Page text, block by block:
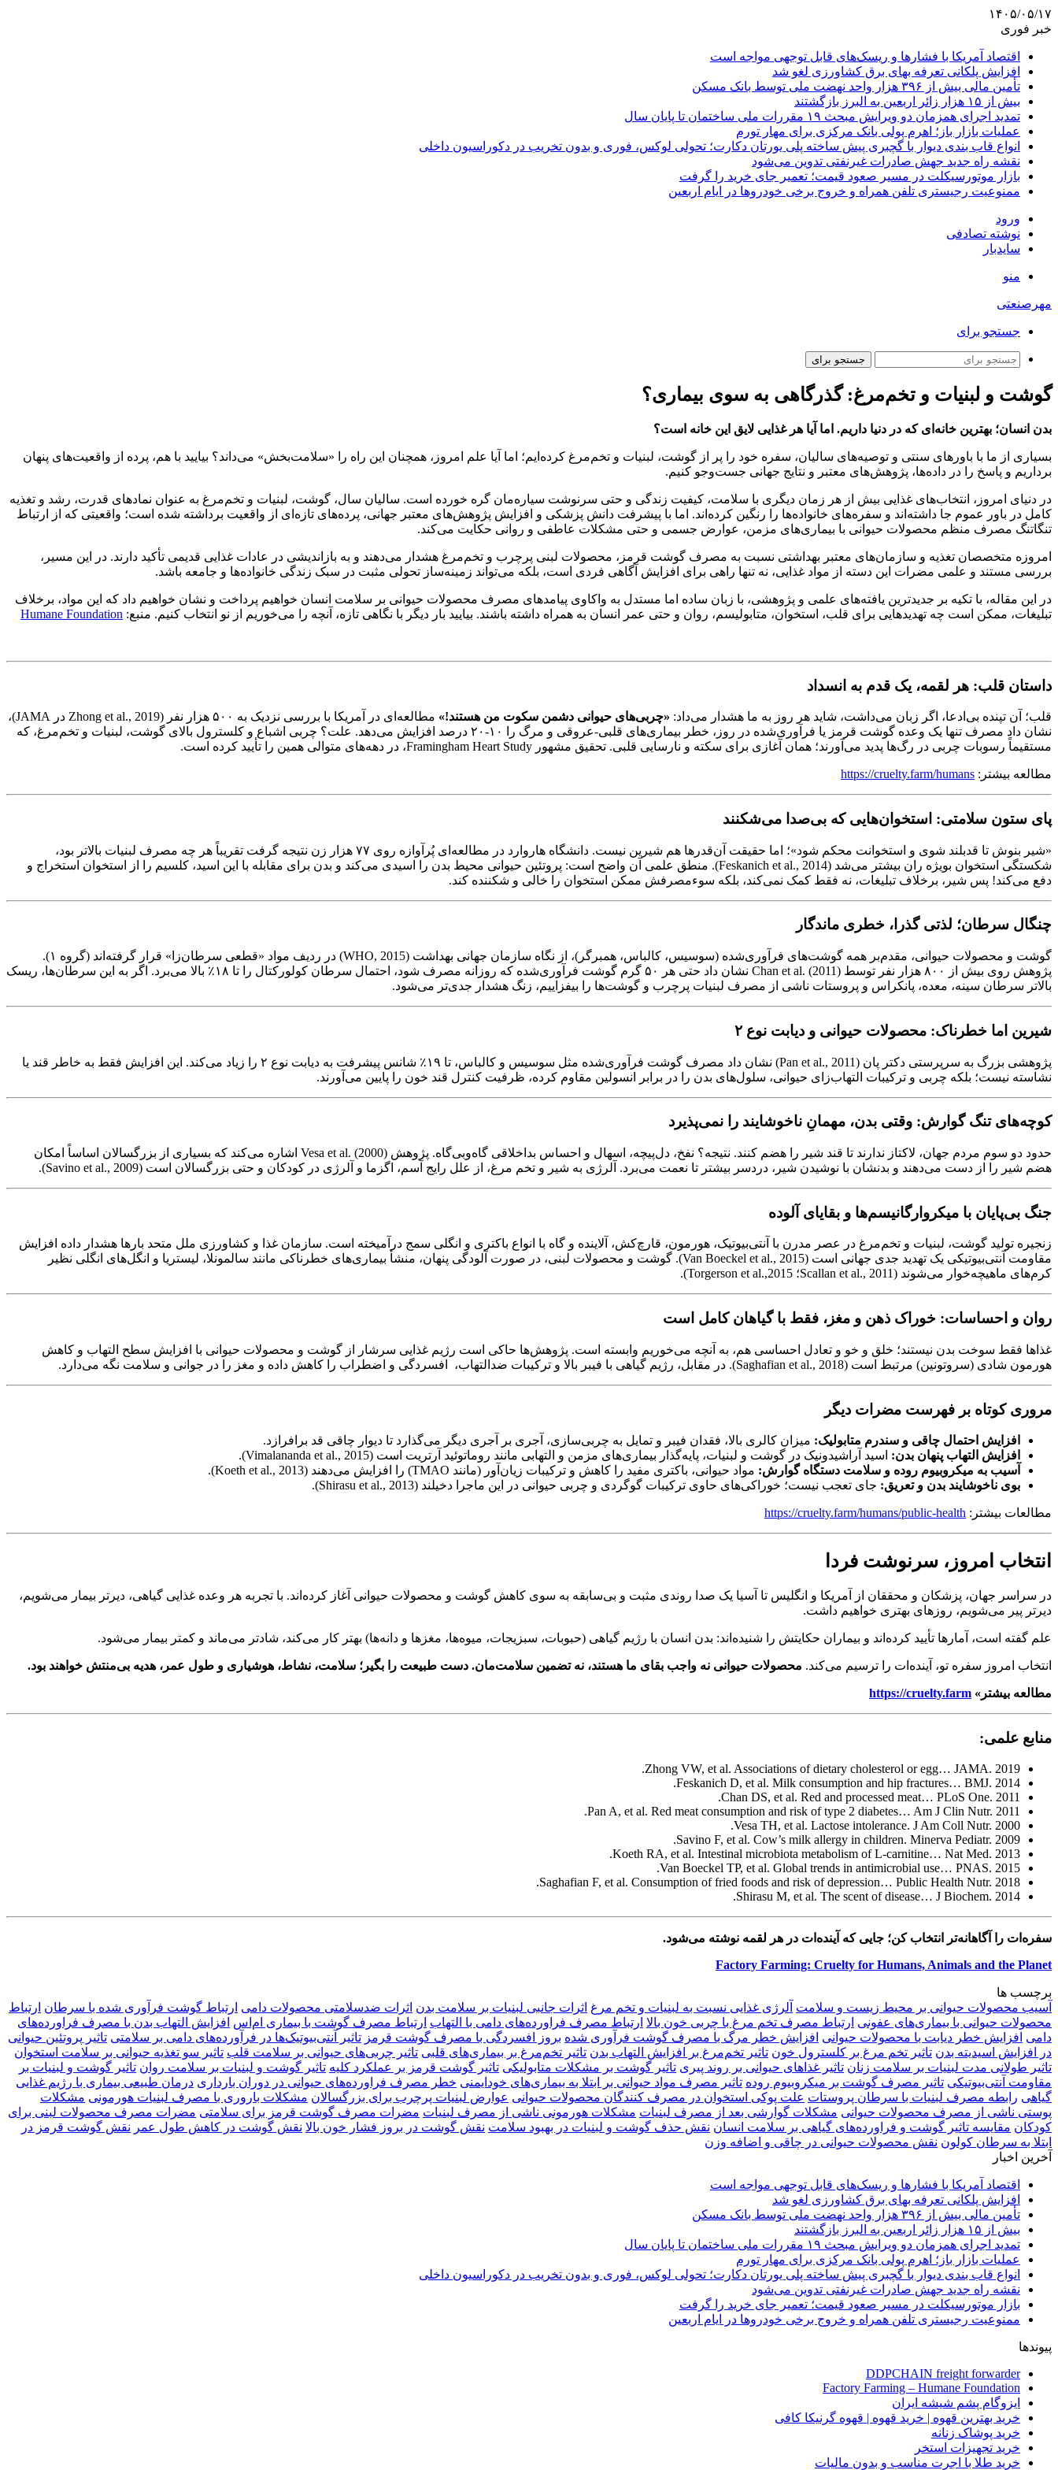
۱۴۰۵/۰۵/۱۷
خبر فوری
اقتصاد آمریکا با فشارها و ریسک‌های قابل توجهی مواجه است
افزایش پلکانی تعرفه بهای برق کشاورزی لغو شد
تأمین مالی بیش از ۳۹۶ هزار واحد نهضت ملی توسط بانک مسکن
بیش از ۱۵ هزار زائر اربعین به البرز بازگشتند
تمدید اجرای همزمان دو ویرایش مبحث ۱۹ مقررات ملی ساختمان تا پایان سال
عملیات بازار باز؛ اهرم پولی بانک مرکزی برای مهار تورم
انواع قاب بندی دیوار با گچبری پیش ساخته پلی یورتان دکارت؛ تحولی لوکس، فوری و بدون تخریب در دکوراسیون داخلی
نقشه راه جدید جهش صادرات غیرنفتی تدوین می‌شود
بازار موتورسیکلت در مسیر صعود قیمت؛ تعمیر جای خرید را گرفت
ممنوعیت رجیستری تلفن همراه و خروج برخی خودروها در ایام اربعین
ورود
نوشته تصادفی
سایدبار
منو
مهرصنعتی
جستجو برای
جستجو برای
گوشت و لبنیات و تخم‌مرغ: گذرگاهی به سوی بیماری؟
بدن انسان؛ بهترین خانه‌ای که در دنیا داریم. اما آیا هر غذایی لایق این خانه است؟
بسیاری از ما با باورهای سنتی و توصیه‌های سالیان، سفره خود را پر از گوشت، لبنیات و تخم‌مرغ کرده‌ایم؛ اما آیا علم امروز، همچنان این راه را «سلامت‌بخش» می‌داند؟ بیایید با هم، پرده از واقعیت‌های پنهان
برداریم و پاسخ را در داده‌ها، پژوهش‌های معتبر و نتایج جهانی جست‌وجو کنیم.
در دنیای امروز، انتخاب‌های غذایی بیش از هر زمان دیگری با سلامت، کیفیت زندگی و حتی سرنوشت سیاره‌مان گره خورده است. سالیان سال، گوشت، لبنیات و تخم‌مرغ به عنوان نمادهای قدرت، رشد و تغذیه
کامل در باور عموم جا داشته‌اند و سفره‌های خانواده‌ها را رنگین کرده‌اند. اما با پیشرفت دانش پزشکی و افزایش پژوهش‌های معتبر جهانی، پرده‌های تازه‌ای از واقعیت برداشته شده است؛ واقعیتی که از ارتباط
تنگاتنگ مصرف منظم محصولات حیوانی با بیماری‌های مزمن، عوارض جسمی و حتی مشکلات عاطفی و روانی حکایت می‌کند.
امروزه متخصصان تغذیه و سازمان‌های معتبر بهداشتی نسبت به مصرف گوشت قرمز، محصولات لبنی پرچرب و تخم‌مرغ هشدار می‌دهند و به بازاندیشی در عادات غذایی قدیمی تأکید دارند. در این مسیر،
بررسی مستند و علمی مضرات این دسته از مواد غذایی، نه تنها راهی برای افزایش آگاهی فردی است، بلکه می‌تواند زمینه‌ساز تحولی مثبت در سبک زندگی خانواده‌ها و جامعه باشد.
در این مقاله، با تکیه بر جدیدترین یافته‌های علمی و پژوهشی، با زبان ساده اما مستدل به واکاوی پیامدهای مصرف محصولات حیوانی بر سلامت انسان خواهیم پرداخت و نشان خواهیم داد که این مواد، برخلاف
تبلیغات، ممکن است چه تهدیدهایی برای قلب، استخوان، متابولیسم، روان و حتی عمر انسان به همراه داشته باشند. بیایید بار دیگر با نگاهی تازه، آنچه را می‌خوریم از نو انتخاب کنیم. منبع: Humane Foundation
داستان قلب: هر لقمه، یک قدم به انسداد
قلب؛ آن تپنده بی‌ادعا، اگر زبان می‌داشت، شاید هر روز به ما هشدار می‌داد: «چربی‌های حیوانی دشمن سکوت من هستند!»
مطالعه‌ای در آمریکا با بررسی نزدیک به ۵۰۰ هزار نفر (Zhong et al., 2019 در JAMA)،
نشان داد مصرف تنها یک وعده گوشت قرمز یا فرآوری‌شده در روز، خطر بیماری‌های قلبی-عروقی و مرگ را ۱۰-۲۰ درصد افزایش می‌دهد. علت؟ چربی اشباع و کلسترول بالای گوشت، لبنیات و تخم‌مرغ، که
مستقیماً رسوبات چربی در رگ‌ها پدید می‌آورند؛ همان آغازی برای سکته و نارسایی قلبی. تحقیق مشهور Framingham Heart Study، در دهه‌های متوالی همین را تأیید کرده است.
مطالعه بیشتر: https://cruelty.farm/humans
پای ستون سلامتی: استخوان‌هایی که بی‌صدا می‌شکنند
«شیر بنوش تا قدبلند شوی و استخوانت محکم شود»؛ اما حقیقت آن‌قدرها هم شیرین نیست. دانشگاه هاروارد در مطالعه‌ای پُرآوازه روی ۷۷ هزار زن نتیجه گرفت تقریباً هر چه مصرف لبنیات بالاتر بود،
شکستگی استخوان بویژه ران بیشتر می‌شد (Feskanich et al., 2014). منطق علمی آن واضح است: پروتئین حیوانی محیط بدن را اسیدی می‌کند و بدن برای مقابله با این اسید، کلسیم را از استخوان استخراج و
دفع می‌کند! پس شیر، برخلاف تبلیغات، نه فقط کمک نمی‌کند، بلکه سوءمصرفش ممکن استخوان را خالی و شکننده کند.
چنگال سرطان؛ لذتی گذرا، خطری ماندگار
گوشت و محصولات حیوانی، مقدم‌بر همه گوشت‌های فرآوری‌شده (سوسیس، کالباس، همبرگر)، از نگاه سازمان جهانی بهداشت (WHO, 2015) در ردیف مواد «قطعی سرطان‌زا» قرار گرفته‌اند (گروه ۱).
پژوهش روی بیش از ۸۰۰ هزار نفر توسط Chan et al. (2011) نشان داد حتی هر ۵۰ گرم گوشت فرآوری‌شده که روزانه مصرف شود، احتمال سرطان کولورکتال را تا ۱۸٪ بالا می‌برد. اگر به این سرطان‌ها، ریسک
بالاتر سرطان سینه، معده، پانکراس و پروستات ناشی از مصرف لبنیات پرچرب و گوشت‌ها را بیفزاییم، زنگ هشدار جدی‌تر می‌شود.
شیرین اما خطرناک: محصولات حیوانی و دیابت نوع ۲
پژوهشی بزرگ به سرپرستی دکتر پان (Pan et al., 2011) نشان داد مصرف گوشت فرآوری‌شده مثل سوسیس و کالباس، تا ۱۹٪ شانس پیشرفت به دیابت نوع ۲ را زیاد می‌کند. این افزایش فقط به خاطر قند یا
نشاسته نیست؛ بلکه چربی‌ و ترکیبات التهاب‌زای حیوانی، سلول‌های بدن را در برابر انسولین مقاوم کرده، ظرفیت کنترل قند خون را پایین می‌آورند.
کوچه‌های تنگ گوارش: وقتی بدن، مهمانِ ناخوشایند را نمی‌پذیرد
حدود دو سوم مردم جهان، لاکتاز ندارند تا قند شیر را هضم کنند. نتیجه؟ نفخ، دل‌پیچه، اسهال و احساس بداخلاقی گاه‌وبی‌گاه. پژوهش Vesa et al. (2000) اشاره می‌کند که بسیاری از بزرگسالان اساساً امکان
هضم شیر را از دست می‌دهند و بدنشان با نوشیدن شیر، دردسر بیشتر تا نعمت می‌برد. آلرژی به شیر و تخم مرغ، از علل رایج آسم، اگزما و آلرژی در کودکان و حتی بزرگسالان است (Savino et al., 2009).
جنگ بی‌پایان با میکروارگانیسم‌ها و بقایای آلوده
زنجیره تولید گوشت، لبنیات و تخم‌مرغ در عصر مدرن با آنتی‌بیوتیک، هورمون، قارچ‌کش، آلاینده و گاه با انواع باکتری و انگلی سمج درآمیخته است. سازمان غذا و کشاورزی ملل متحد بارها هشدار داده افزایش
مقاومت آنتی‌بیوتیکی یک تهدید جدی جهانی است (Van Boeckel et al., 2015). گوشت و محصولات لبنی، در صورت آلودگی پنهان، منشأ بیماری‌های خطرناکی مانند سالمونلا، لیستریا و انگل‌های انگلی نظیر
کرم‌های ماهیچه‌خوار می‌شوند (Scallan et al., 2011؛ Torgerson et al.,2015).
روان و احساسات: خوراک ذهن و مغز، فقط با گیاهان کامل است
غذاها فقط سوخت بدن نیستند؛ خلق و خو و تعادل احساسی هم، به آنچه می‌خوریم وابسته است. پژوهش‌ها حاکی است رژیم غذایی سرشار از گوشت و محصولات حیوانی با افزایش سطح التهاب و کاهش
هورمون شادی (سروتونین) مرتبط است (Saghafian et al., 2018). در مقابل، رژیم گیاهی با فیبر بالا و ترکیبات ضدالتهاب، ​ افسردگی و اضطراب را کاهش داده و مغز را در جوانی و سلامت نگه می‌دارد.
مروری کوتاه بر فهرست مضرات دیگر
افزایش احتمال چاقی و سندرم متابولیک: میزان کالری بالا، فقدان فیبر و تمایل به چربی‌سازی، آجری بر آجری دیگر می‌گذارد تا دیوار چاقی قد برافرازد.
افزایش التهاب پنهان بدن: اسید آراشیدونیک در گوشت و لبنیات، پایه‌گذار بیماری‌های مزمن و التهابی مانند روماتوئید آرتریت است (Vimalananda et al., 2015).
آسیب به میکروبیوم روده و سلامت دستگاه گوارش: مواد حیوانی، باکتری مفید را کاهش و ترکیبات زیان‌آور (مانند TMAO) را افزایش می‌دهند (Koeth et al., 2013).
بوی ناخوشایند بدن و تعریق: جای تعجب نیست؛ خوراکی‌های حاوی ترکیبات گوگردی و چربی حیوانی در این ماجرا دخیلند (Shirasu et al., 2013).
مطالعات بیشتر: https://cruelty.farm/humans/public-health
انتخاب امروز، سرنوشت فردا
در سراسر جهان، پزشکان و محققان از آمریکا و انگلیس تا آسیا یک صدا روندی مثبت و بی‌سابقه به سوی کاهش گوشت و محصولات حیوانی آغاز کرده‌اند. با تجربه هر وعده غذایی گیاهی، دیرتر بیمار می‌شویم،
دیرتر پیر می‌شویم، روزهای بهتری خواهیم داشت.
علم گفته است، آمارها تأیید کرده‌اند و بیماران حکایتش را شنیده‌اند: بدن انسان با رژیم گیاهی (حبوبات، سبزیجات، میوه‌ها، مغزها و دانه‌ها) بهتر کار می‌کند، شادتر می‌ماند و کمتر بیمار می‌شود.
انتخاب امروز سفره تو، آینده‌ات را ترسیم می‌کند. محصولات حیوانی نه واجب بقای ما هستند، نه تضمین سلامت‌مان. دست طبیعت را بگیر؛ سلامت، نشاط، هوشیاری و طول عمر، هدیه بی‌منتش خواهند بود.
مطالعه بیشتر» https://cruelty.farm
منابع علمی:
Zhong VW, et al. Associations of dietary cholesterol or egg… JAMA. 2019.
Feskanich D, et al. Milk consumption and hip fractures… BMJ. 2014.
Chan DS, et al. Red and processed meat… PLoS One. 2011.
Pan A, et al. Red meat consumption and risk of type 2 diabetes… Am J Clin Nutr. 2011.
Vesa TH, et al. Lactose intolerance. J Am Coll Nutr. 2000.
Savino F, et al. Cow’s milk allergy in children. Minerva Pediatr. 2009.
Koeth RA, et al. Intestinal microbiota metabolism of L-carnitine… Nat Med. 2013.
Van Boeckel TP, et al. Global trends in antimicrobial use… PNAS. 2015.
Saghafian F, et al. Consumption of fried foods and risk of depression… Public Health Nutr. 2018.
Shirasu M, et al. The scent of disease… J Biochem. 2014.
سفره‌ات را آگاهانه‌تر انتخاب کن؛ جایی که آینده‌ات در هر لقمه نوشته می‌شود.
Factory Farming: Cruelty for Humans, Animals and the Planet
برچسب ها
آسیب محصولات حیوانی بر محیط زیست و سلامت آلرژی غذایی نسبت به لبنیات و تخم مرغ اثرات جانبی لبنیات بر سلامت بدن اثرات ضدسلامتی محصولات دامی ارتباط گوشت فرآوری‌ شده با سرطان ارتباط
محصولات حیوانی با بیماری‌های عفونی ارتباط مصرف تخم مرغ با چربی خون بالا ارتباط مصرف فراورده‌های دامی با التهاب ارتباط مصرف گوشت با بیماری ام‌اس افزایش التهاب بدن با مصرف فراورده‌های
دامی افزایش خطر دیابت با محصولات حیوانی افزایش خطر مرگ با مصرف گوشت فرآوری شده بروز افسردگی با مصرف گوشت قرمز تاثیر آنتی‌بیوتیک‌ها در فرآورده‌های دامی بر سلامتی تاثیر پروتئین حیوانی
در افزایش اسیدیته بدن تاثیر تخم مرغ بر کلسترول خون تاثیر تخم‌مرغ بر افزایش التهاب بدن تاثیر تخم‌مرغ بر بیماری‌های قلبی تاثیر چربی‌های حیوانی بر سلامت قلب تاثیر سو تغذیه حیوانی بر سلامت استخوان
تاثیر طولانی مدت لبنیات بر سلامت زنان تاثیر غذاهای حیوانی بر روند پیری تاثیر گوشت بر مشکلات متابولیکی تاثیر گوشت قرمز بر عملکرد کلیه تاثیر گوشت و لبنیات بر سلامت روان تاثیر گوشت و لبنیات بر
مقاومت آنتی‌بیوتیکی تاثیر مصرف گوشت بر میکروبیوم روده تاثیر مصرف مواد حیوانی بر ابتلا به بیماری‌های خودایمنی خطر مصرف فراورده‌های حیوانی در دوران بارداری درمان طبیعی بیماری با رژیم غذایی
گیاهی رابطه مصرف لبنیات با سرطان پروستات علت پوکی استخوان در مصرف کنندگان محصولات حیوانی عوارض لبنیات پرچرب برای بزرگسالان مشکلات باروری با مصرف لبنیات هورمونی مشکلات
پوستی ناشی از مصرف محصولات حیوانی مشکلات گوارشی بعد از مصرف لبنیات مشکلات هورمونی ناشی از مصرف لبنیات مضرات مصرف گوشت قرمز برای سلامتی مضرات مصرف محصولات لبنی برای
کودکان مقایسه تاثیر گوشت و فراورده‌های گیاهی بر سلامت انسان نقش حذف گوشت و لبنیات در بهبود سلامت نقش گوشت در بروز فشار خون بالا نقش گوشت در کاهش طول عمر نقش گوشت قرمز در
ابتلا به سرطان کولون نقش محصولات حیوانی در چاقی و اضافه وزن
آخرین اخبار
اقتصاد آمریکا با فشارها و ریسک‌های قابل توجهی مواجه است
افزایش پلکانی تعرفه بهای برق کشاورزی لغو شد
تأمین مالی بیش از ۳۹۶ هزار واحد نهضت ملی توسط بانک مسکن
بیش از ۱۵ هزار زائر اربعین به البرز بازگشتند
تمدید اجرای همزمان دو ویرایش مبحث ۱۹ مقررات ملی ساختمان تا پایان سال
عملیات بازار باز؛ اهرم پولی بانک مرکزی برای مهار تورم
انواع قاب بندی دیوار با گچبری پیش ساخته پلی یورتان دکارت؛ تحولی لوکس، فوری و بدون تخریب در دکوراسیون داخلی
نقشه راه جدید جهش صادرات غیرنفتی تدوین می‌شود
بازار موتورسیکلت در مسیر صعود قیمت؛ تعمیر جای خرید را گرفت
ممنوعیت رجیستری تلفن همراه و خروج برخی خودروها در ایام اربعین
پیوندها
DDPCHAIN freight forwarder
Factory Farming – Humane Foundation
ایزوگام پشم شیشه ایران
خرید بهترین قهوه | خرید قهوه | قهوه گرنیکا کافی
خرید پوشاک زنانه
خرید تجهیزات استخر
خرید طلا با اجرت مناسب و بدون مالیات